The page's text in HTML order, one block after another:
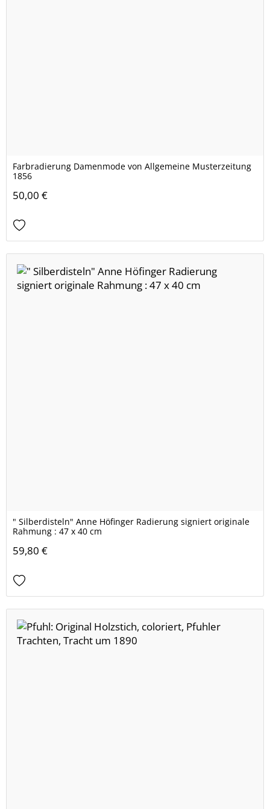
Farbradierung Damenmode von Allgemeine Musterzeitung
1856
50,00 €
" Silberdisteln" Anne Höfinger Radierung signiert originale
Rahmung : 47 x 40 cm
59,80 €